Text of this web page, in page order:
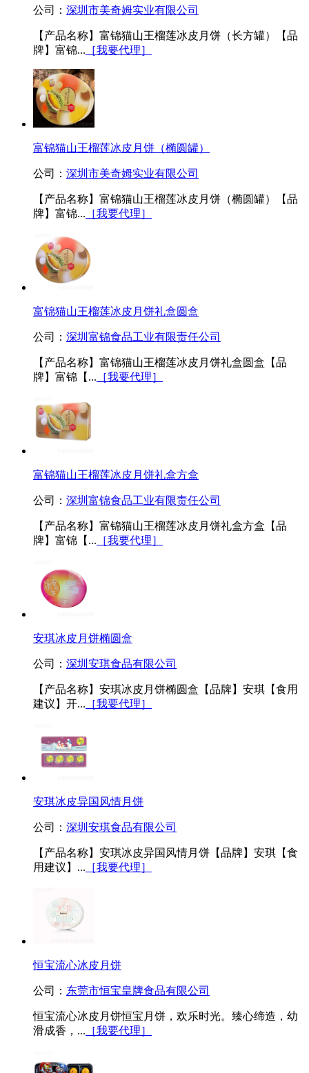
公司： 深圳市美奇姆实业有限公司
【产品名称】富锦猫山王榴莲冰皮月饼（长方罐）【品
牌】富锦... ［我要代理］
富锦猫山王榴莲冰皮月饼（椭圆罐）
公司： 深圳市美奇姆实业有限公司
【产品名称】富锦猫山王榴莲冰皮月饼（椭圆罐）【品
牌】富锦... ［我要代理］
富锦猫山王榴莲冰皮月饼礼盒圆盒
公司： 深圳富锦食品工业有限责任公司
【产品名称】富锦猫山王榴莲冰皮月饼礼盒圆盒【品
牌】富锦【... ［我要代理］
富锦猫山王榴莲冰皮月饼礼盒方盒
公司： 深圳富锦食品工业有限责任公司
【产品名称】富锦猫山王榴莲冰皮月饼礼盒方盒【品
牌】富锦【... ［我要代理］
安琪冰皮月饼椭圆盒
公司： 深圳安琪食品有限公司
【产品名称】安琪冰皮月饼椭圆盒【品牌】安琪【食用
建议】开... ［我要代理］
安琪冰皮异国风情月饼
公司： 深圳安琪食品有限公司
【产品名称】安琪冰皮异国风情月饼【品牌】安琪【食
用建议】... ［我要代理］
恒宝流心冰皮月饼
公司： 东莞市恒宝皇牌食品有限公司
恒宝流心冰皮月饼恒宝月饼，欢乐时光。臻心缔造，幼
滑成香，... ［我要代理］